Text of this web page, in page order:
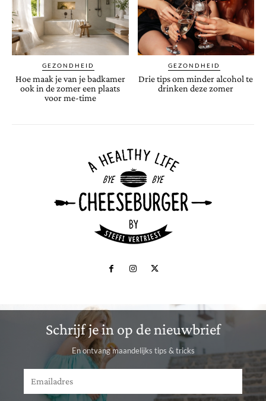
GEZONDHEID
Hoe maak je van je badkamer
ook in de zomer een plaats
voor me-time
GEZONDHEID
Drie tips om minder alcohol te
drinken deze zomer
Schrijf je in op de nieuwbrief
En ontvang maandelijks tips & tricks